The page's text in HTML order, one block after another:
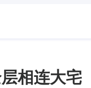
层相连大